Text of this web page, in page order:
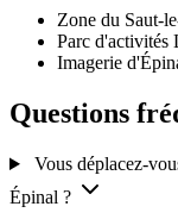
Zone du Saut-
Parc d'activités
Imagerie
Questions
Vous déplacez-
Épinal ?